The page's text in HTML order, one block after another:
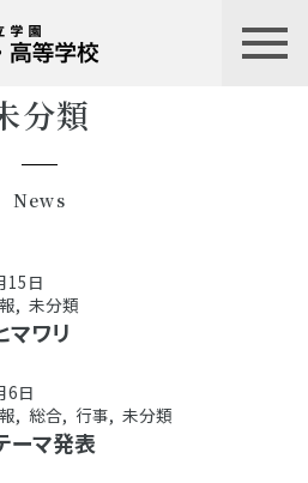
分類
News
15日
, 未分類
マワリ
6日
, 総合, 行事, 未分類
ーマ発表